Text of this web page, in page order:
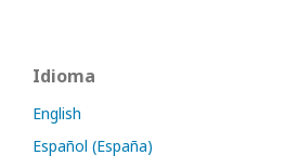
Idioma
English
Español (España)